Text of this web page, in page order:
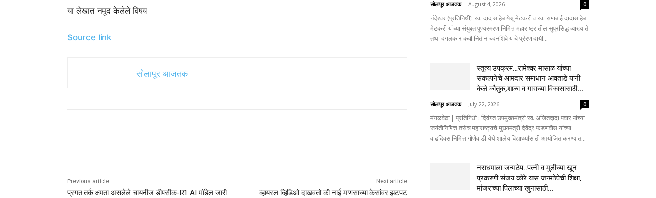
या लेखात नमूद केलेले विषय
Source link
सोलापूर आजतक
Previous article
प्रगत तर्क क्षमता असलेले चायनीज डीपसीक-R1 AI मॉडेल जारी
Next article
व्हायरल व्हिडिओ दाखवतो की नाई माणसाच्या केसांवर झटपट
सोलापूर आजतक - August 4, 2026 0
नंदेश्वर (प्रतिनिधी): स्व. दादासाहेब येसू मेटकरी व स्व. समाबाई दादासाहेब
मेटकरी यांच्या संयुक्त पुण्यस्मरणानिमित्त महाराष्ट्रातील सुप्रसिद्ध व्याख्याते
तथा दंगलकार कवी नितीन चंदनशिवे यांचे प्रेरणादायी...
स्तुत्य उपक्रम…रामेश्वर मासाळ यांच्या
संकल्पनेचे आमदार समाधान आवताडे यांनी
केले कौतुक,शाळा व गावाच्या विकासासाठी...
सोलापूर आजतक - July 22, 2026 0
मंगळवेढा | प्रतिनिधी : दिवंगत उपमुख्यमंत्री स्व. अजितदादा पवार यांच्या
जयंतीनिमित्त तसेच महाराष्ट्राचे मुख्यमंत्री देवेंद्र फडणवीस यांच्या
वाढदिवसानिमित्त गोणेवाडी येथे शालेय विद्यार्थ्यांसाठी आयोजित करण्यात...
नराधमाला जन्मठेप..पत्नी व मुलीच्या खून
प्रकरणी संजय कोरे यास जन्मठेपेची शिक्षा,
मांजरांच्या पिलाच्या खुनासाठी...